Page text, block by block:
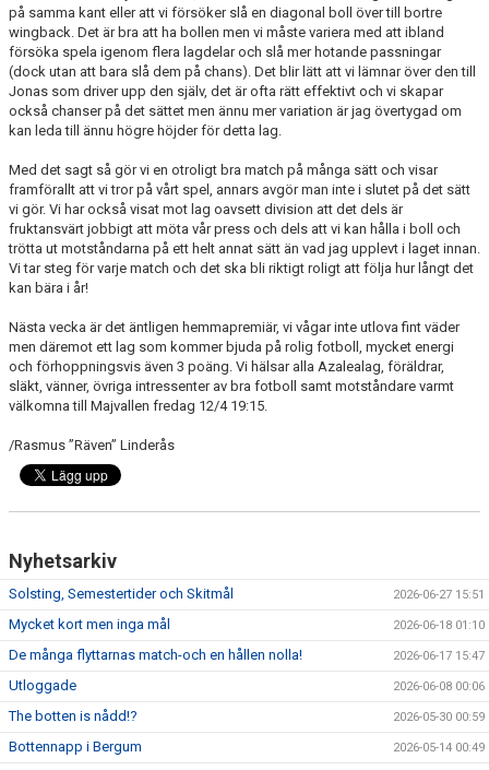
på samma kant eller att vi försöker slå en diagonal boll över till bortre
wingback. Det är bra att ha bollen men vi måste variera med att ibland
försöka spela igenom flera lagdelar och slå mer hotande passningar
(dock utan att bara slå dem på chans). Det blir lätt att vi lämnar över den till
Jonas som driver upp den själv, det är ofta rätt effektivt och vi skapar
också chanser på det sättet men ännu mer variation är jag övertygad om
kan leda till ännu högre höjder för detta lag.
Med det sagt så gör vi en otroligt bra match på många sätt och visar
framförallt att vi tror på vårt spel, annars avgör man inte i slutet på det sätt
vi gör. Vi har också visat mot lag oavsett division att det dels är
fruktansvärt jobbigt att möta vår press och dels att vi kan hålla i boll och
trötta ut motståndarna på ett helt annat sätt än vad jag upplevt i laget innan.
Vi tar steg för varje match och det ska bli riktigt roligt att följa hur långt det
kan bära i år!
Nästa vecka är det äntligen hemmapremiär, vi vågar inte utlova fint väder
men däremot ett lag som kommer bjuda på rolig fotboll, mycket energi
och förhoppningsvis även 3 poäng. Vi hälsar alla Azalealag, föräldrar,
släkt, vänner, övriga intressenter av bra fotboll samt motståndare varmt
välkomna till Majvallen fredag 12/4 19:15.
/Rasmus ”Räven” Linderås
Nyhetsarkiv
Solsting, Semestertider och Skitmål 2026-06-27 15:51
Mycket kort men inga mål 2026-06-18 01:10
De många flyttarnas match-och en hållen nolla! 2026-06-17 15:47
Utloggade 2026-06-08 00:06
The botten is nådd!? 2026-05-30 00:59
Bottennapp i Bergum 2026-05-14 00:49